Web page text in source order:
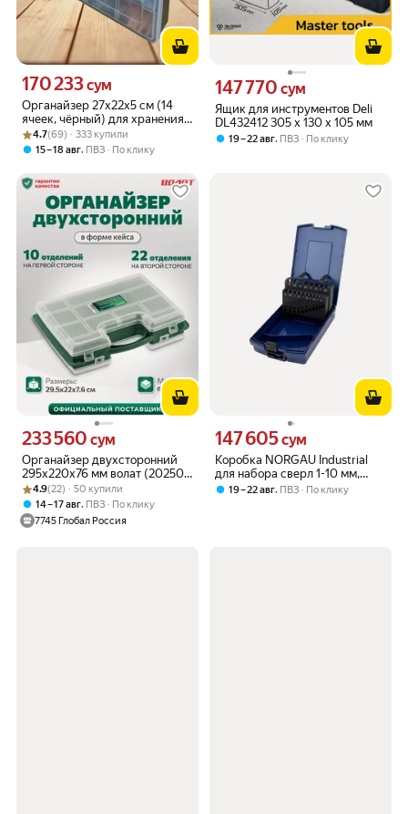
Органайзер 27х22х5 см (14
ячеек, чёрный) для хранения
мелочей, крепежа, крючков,
инструментов, метизов
Цена 170233 сум вместо
170 233сум
Рейтинг товара: 4.7 из 5
Оценок: (69) · 333 купили
4.7(69) · 333 купили
15 – 18 авг, ПВЗ По клику
Ящик для инструментов Deli
DL432412 305 х 130 х 105 мм
Цена 147770 сум вместо
147 770 сум
19 – 22 авг, ПВЗ По клику
Органайзер двухсторонний
295x220x76 мм волат (20250),
пластик, зеленый
Цена 233560 сум вместо
233 560 сум
Рейтинг товара: 4.9 из 5
Оценок: (22) · 50 купили
4.9(22) · 50 купили
14 – 17 авг, ПВЗ
По клику
7745 Глобал Россия
Коробка NORGAU Industrial
для набора сверл 1-10 мм,
(для 19 шт.)
Цена 147605 сум вместо
147 605сум
19 – 22 авг, ПВЗ По клику